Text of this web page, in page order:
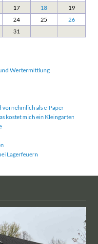
17 18
19
24 25
26
31
Wertermittlung
als e-Paper
kostet mich ein Kleingarten
Lagerfeuern